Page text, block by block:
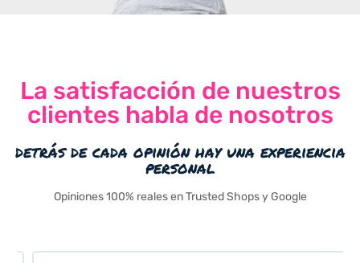
La satisfacción de nuestros
clientes habla de nosotros
detrás de cada opinión hay una experiencia
personal
Opiniones 100% reales en Trusted Shops y Google